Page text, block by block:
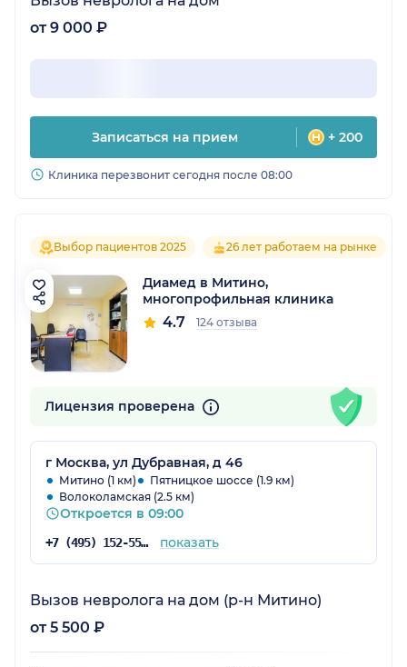
от 9 000 ₽
Записаться на прием + 200
Клиника перезвонит сегодня после 08:00
Выбор пациентов 2025 26 лет работаем на рынке
Диамед в Митино,
многопрофильная клиника
4.7 124 отзыва
Лицензия проверена
г Москва, ул Дубравная, д 46
Митино (1 км)
Пятницкое шоссе (1.9 км)
Волоколамская (2.5 км)
Откроется в 09:00
+7 (495) 152-55-92 показать
Вызов невролога на дом (р-н Митино)
от 5 500 ₽